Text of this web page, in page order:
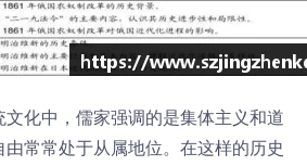
化中，儒家强调的是集体主义和道
常常处于从属地位。在这样的历史